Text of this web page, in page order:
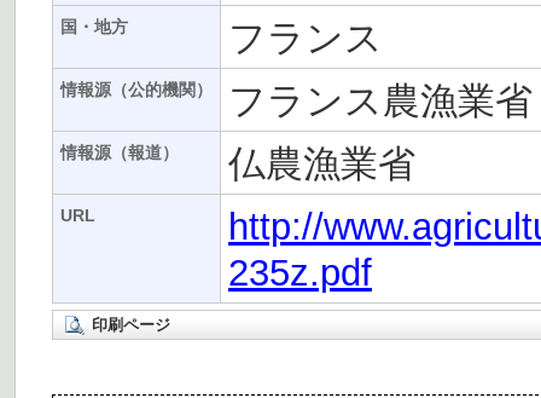
国・地方 フランス
情報源（公的機関） フランス農漁業省
情報源（報道） 仏農漁業省
URL
http://
235z.pdf
印刷ページ